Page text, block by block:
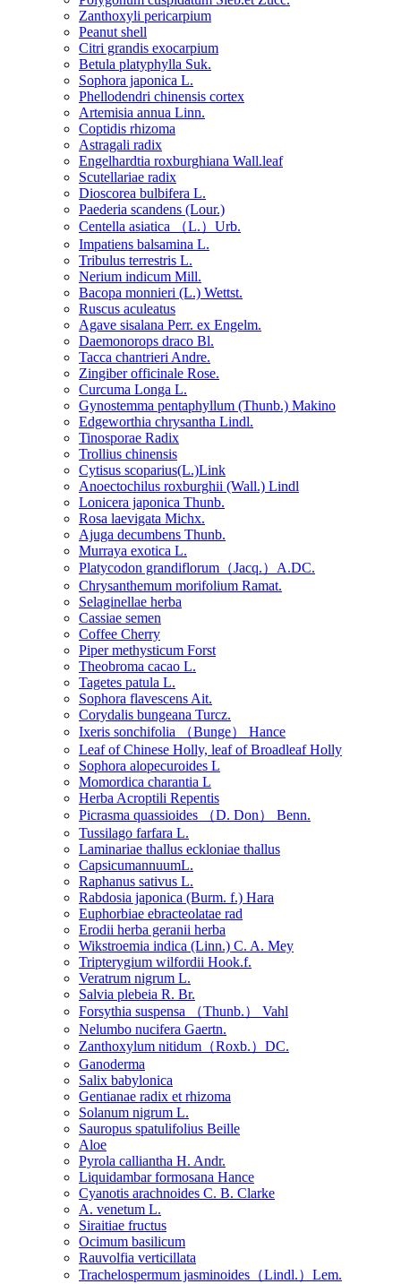
Zanthoxyli pericarpium
Peanut shell
Citri grandis exocarpium
Betula platyphylla Suk.
Sophora japonica L.
Phellodendri chinensis cortex
Artemisia annua Linn.
Coptidis rhizoma
Astragali radix
Engelhardtia roxburghiana Wall.leaf
Scutellariae radix
Dioscorea bulbifera L.
Paederia scandens (Lour.)
Centella asiatica （L.）Urb.
Impatiens balsamina L.
Tribulus terrestris L.
Nerium indicum Mill.
Bacopa monnieri (L.) Wettst.
Ruscus aculeatus
Agave sisalana Perr. ex Engelm.
Daemonorops draco Bl.
Tacca chantrieri Andre.
Zingiber officinale Rose.
Curcuma Longa L.
Gynostemma pentaphyllum (Thunb.) Makino
Edgeworthia chrysantha Lindl.
Tinosporae Radix
Trollius chinensis
Cytisus scoparius(L.)Link
Anoectochilus roxburghii (Wall.) Lindl
Lonicera japonica Thunb.
Rosa laevigata Michx.
Ajuga decumbens Thunb.
Murraya exotica L.
Platycodon grandiflorum（Jacq.）A.DC.
Chrysanthemum morifolium Ramat.
Selaginellae herba
Cassiae semen
Coffee Cherry
Piper methysticum Forst
Theobroma cacao L.
Tagetes patula L.
Sophora flavescens Ait.
Corydalis bungeana Turcz.
Ixeris sonchifolia （Bunge） Hance
Leaf of Chinese Holly, leaf of Broadleaf Holly
Sophora alopecuroides L
Momordica charantia L
Herba Acroptili Repentis
Picrasma quassioides （D. Don） Benn.
Tussilago farfara L.
Laminariae thallus eckloniae thallus
CapsicumannuumL.
Raphanus sativus L.
Rabdosia japonica (Burm. f.) Hara
Euphorbiae ebracteolatae rad
Erodii herba geranii herba
Wikstroemia indica (Linn.) C. A. Mey
Tripterygium wilfordii Hook.f.
Veratrum nigrum L.
Salvia plebeia R. Br.
Forsythia suspensa （Thunb.） Vahl
Nelumbo nucifera Gaertn.
Zanthoxylum nitidum（Roxb.）DC.
Ganoderma
Salix babylonica
Gentianae radix et rhizoma
Solanum nigrum L.
Sauropus spatulifolius Beille
Aloe
Pyrola calliantha H. Andr.
Liquidambar formosana Hance
Cyanotis arachnoides C. B. Clarke
A. venetum L.
Siraitiae fructus
Ocimum basilicum
Rauvolfia verticillata
Trachelospermum jasminoides（Lindl.）Lem.